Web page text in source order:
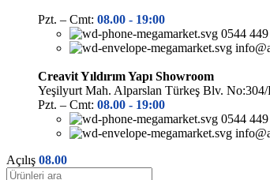
Pzt. – Cmt: 08.00 - 19:00
0544
Creavit Yıldırım Yapı Showroom
Yeşilyurt Mah. Alparslan Türkeş Blv.
Pzt. – Cmt: 08.00 - 19:00
0544
Açılış 08.00